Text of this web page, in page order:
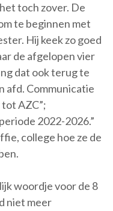
toch zover. De
te beginnen met
Hij keek zo goed
de afgelopen vier
dat ook terug te
afd. Communicatie
AZC”;
2022-2026.”
college hoe ze de
woordje voor de 8
niet meer